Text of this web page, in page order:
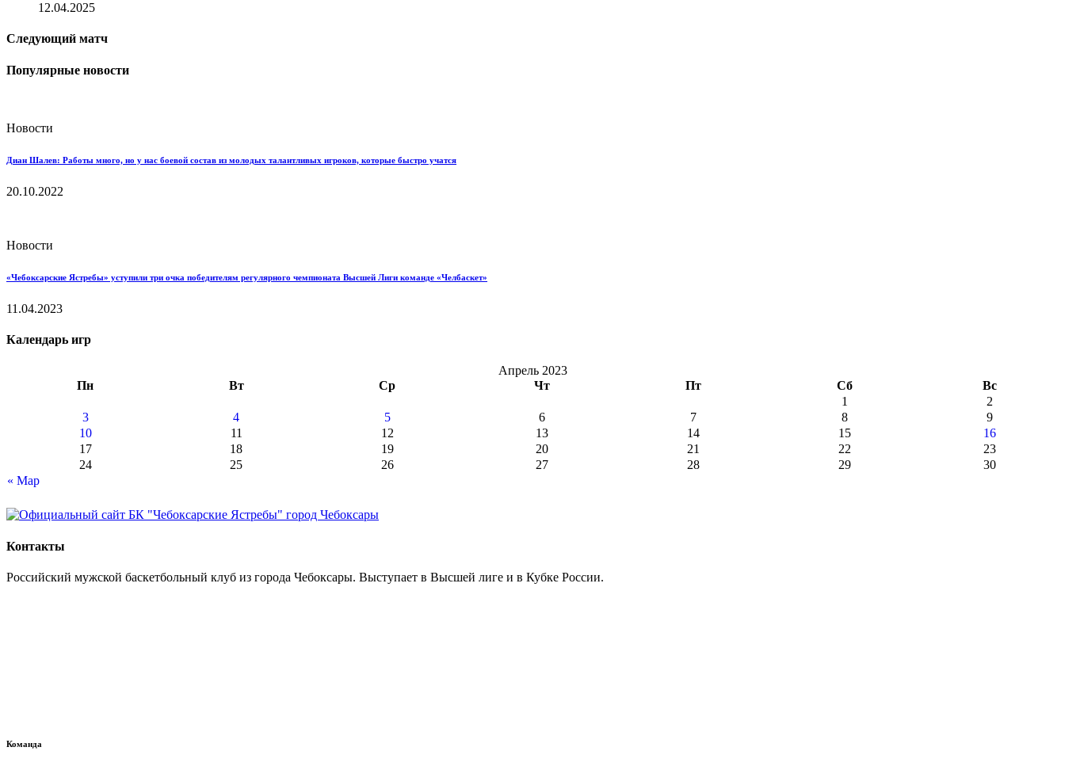
12.04.2025
Следующий матч
Популярные новости
Новости
Диан Шалев: Работы много, но у нас боевой состав из молодых талантливых игроков, которые быстро учатся
20.10.2022
Новости
«Чебоксарские Ястребы» уступили три очка победителям регулярного чемпионата Высшей Лиги команде «Челбаскет»
11.04.2023
Календарь игр
Апрель 2023
Пн
Вт Ср Чт Пт Сб Вс
« Мар
1
2
3
4 5 6 7 8
9
10
11 12 13 14 15
16
17
18 19 20 21 22
23
24
25 26 27 28 29 30
Контакты
Российский мужской баскетбольный клуб из города Чебоксары. Выступает в Высшей лиге и в Кубке России.
Команда